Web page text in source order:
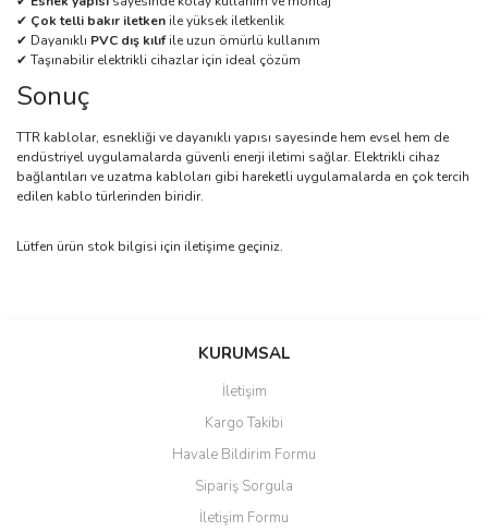
✔ Çok telli bakır iletken ile yüksek iletkenlik
✔ Dayanıklı PVC dış kılıfile uzun ömürlü kullanım
✔ Taşınabilir elektrikli cihazlar için ideal çözüm
Sonuç
TTR kablolar, esnekliği ve dayanıklı yapısı sayesinde hem evsel hem de
endüstriyel uygulamalarda güvenli enerji iletimi sağlar. Elektrikli cihaz
bağlantıları ve uzatma kabloları gibi hareketli uygulamalarda en çok tercih
edilen kablo türlerinden biridir.
Lütfen ürün stok bilgisi için iletişime geçiniz.
Bu ürüne ilk yorumu siz yapın!
Ürün resmi kalitesiz, bozuk veya görüntülenemiyor.
Ürün açıklamasında eksik bilgiler bulunuyor.
Ürün bilgilerinde hatalar bulunuyor.
Ürün fiyatı diğer sitelerden daha pahalı.
KURUMSAL
İletişim
Kargo Takibi
Havale Bildirim Formu
Sipariş Sorgula
İletişim Formu